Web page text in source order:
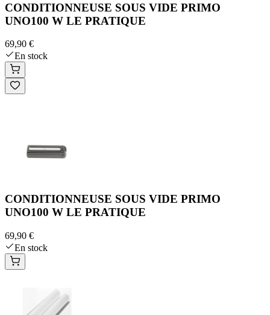
CONDITIONNEUSE SOUS VIDE PRIMO
UNO100 W LE PRATIQUE
69,90 €
En stock
CONDITIONNEUSE SOUS VIDE PRIMO
UNO100 W LE PRATIQUE
69,90 €
En stock